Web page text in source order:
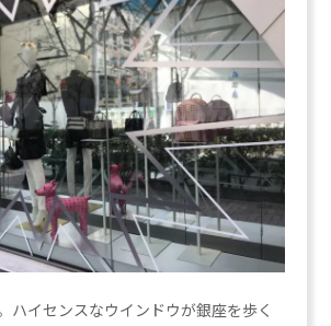
ハイセンスなウインドウが銀座を歩く